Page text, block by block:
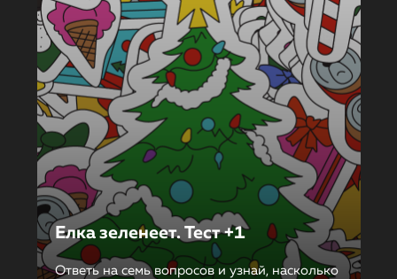
Елка зеленеет. Тест +1
Ответь на семь вопросов и узнай, насколько